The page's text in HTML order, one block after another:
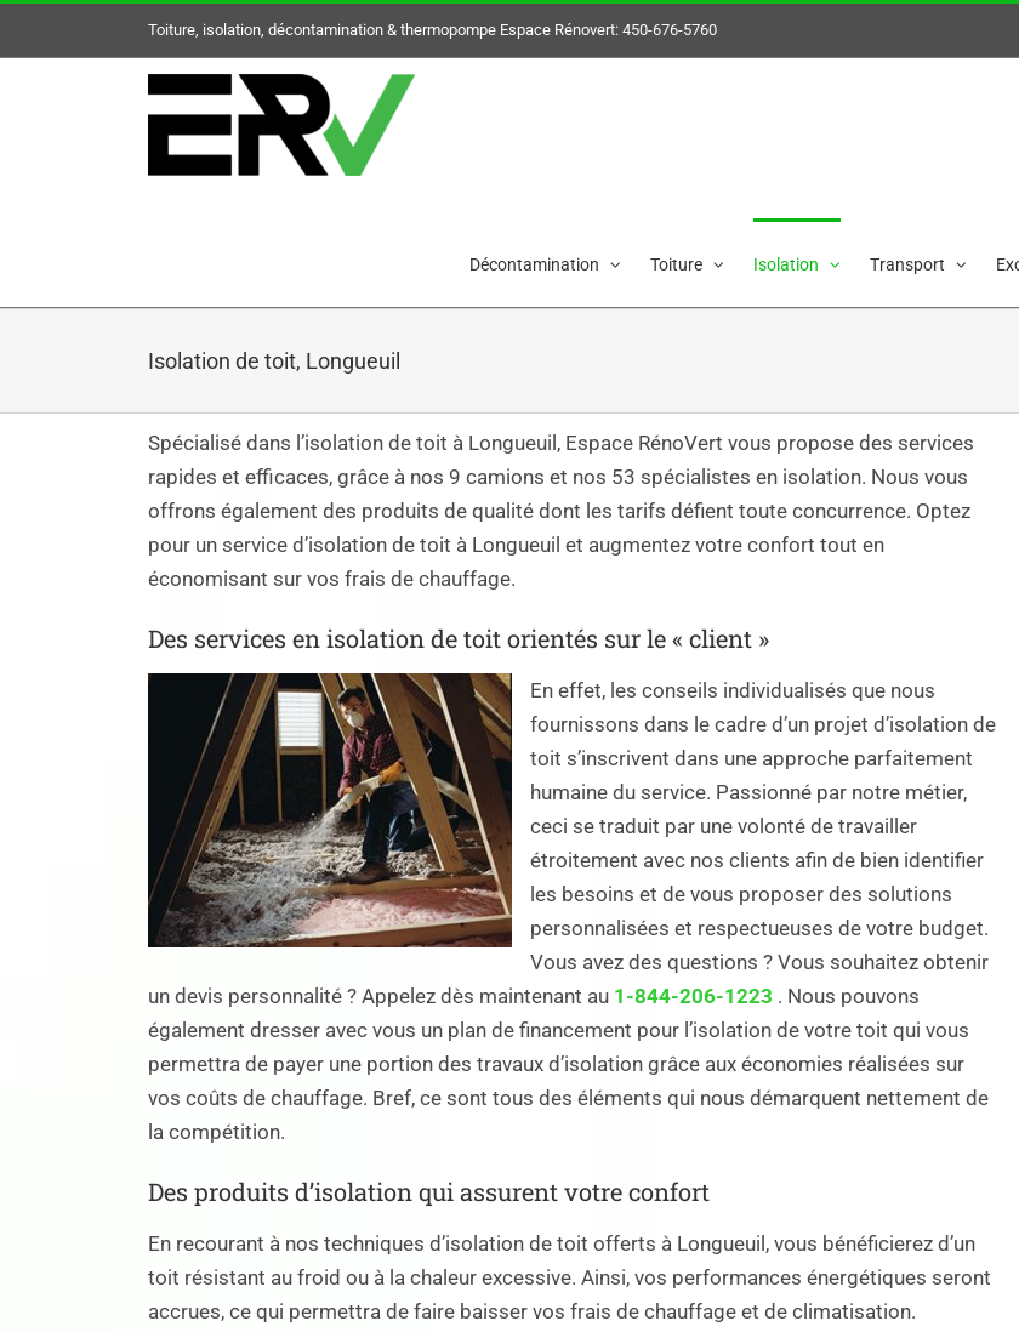
Toiture, isolation, décontamination & thermopompe Espace Rénovert: 450-676-5760
Décontamination Toiture Isolation Transport
Isolation de toit, Longueuil
Spécialisé dans l’isolation de toit à Longueuil, Espace RénoVert vous propose des services
rapides et efficaces, grâce à nos 9 camions et nos 53 spécialistes en isolation. Nous vous
offrons également des produits de qualité dont les tarifs défient toute concurrence. Optez
pour un service d’isolation de toit à Longueuil et augmentez votre confort tout en
économisant sur vos frais de chauffage.
Des services en isolation de toit orientés sur le « client »
En effet, les conseils individualisés que nous
fournissons dans le cadre d’un projet d’isolation de
toit s’inscrivent dans une approche parfaitement
humaine du service. Passionné par notre métier,
ceci se traduit par une volonté de travailler
étroitement avec nos clients afin de bien identifier
les besoins et de vous proposer des solutions
personnalisées et respectueuses de votre budget.
Vous avez des questions ? Vous souhaitez obtenir
un devis personnalité ? Appelez dès maintenant au 1-844-206-1223 . Nous pouvons
également dresser avec vous un plan de financement pour l’isolation de votre toit qui vous
permettra de payer une portion des travaux d’isolation grâce aux économies réalisées sur
vos coûts de chauffage. Bref, ce sont tous des éléments qui nous démarquent nettement de
la compétition.
Des produits d’isolation qui assurent votre confort
En recourant à nos techniques d’isolation de toit offerts à Longueuil, vous bénéficierez d’un
toit résistant au froid ou à la chaleur excessive. Ainsi, vos performances énergétiques seront
accrues, ce qui permettra de faire baisser vos frais de chauffage et de climatisation.